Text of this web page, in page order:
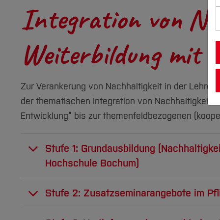
Integration von
Weiterbildung mit
Zur Verankerung von Nachhaltigkeit in der
der thematischen Integration von Nachhaltigkeit
Entwicklung“ bis zur themenfeldbezogenen
Stufe 1: Grundausbildung
Hochschule Bochum)
hinaus bietet die Hochschule den
Stufe 2: Zusatzseminarangebote im